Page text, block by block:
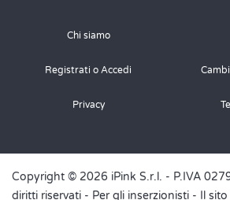
Chi siamo
Registrati o Accedi
Privacy
Copyright © 2026 iPink S.r.l. - P.IVA
diritti riservati - Per gli inserzionisti - Il